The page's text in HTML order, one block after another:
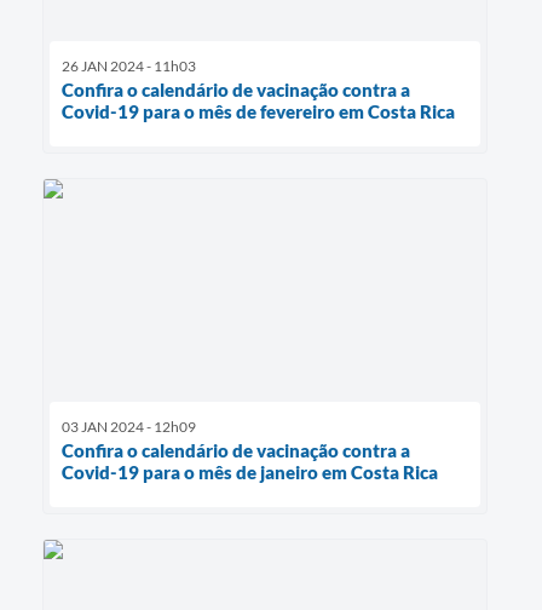
26 JAN 2024 - 11h03
Confira o calendário de vacinação contra a
Covid-19 para o mês de fevereiro em Costa Rica
03 JAN 2024 - 12h09
Confira o calendário de vacinação contra a
Covid-19 para o mês de janeiro em Costa Rica